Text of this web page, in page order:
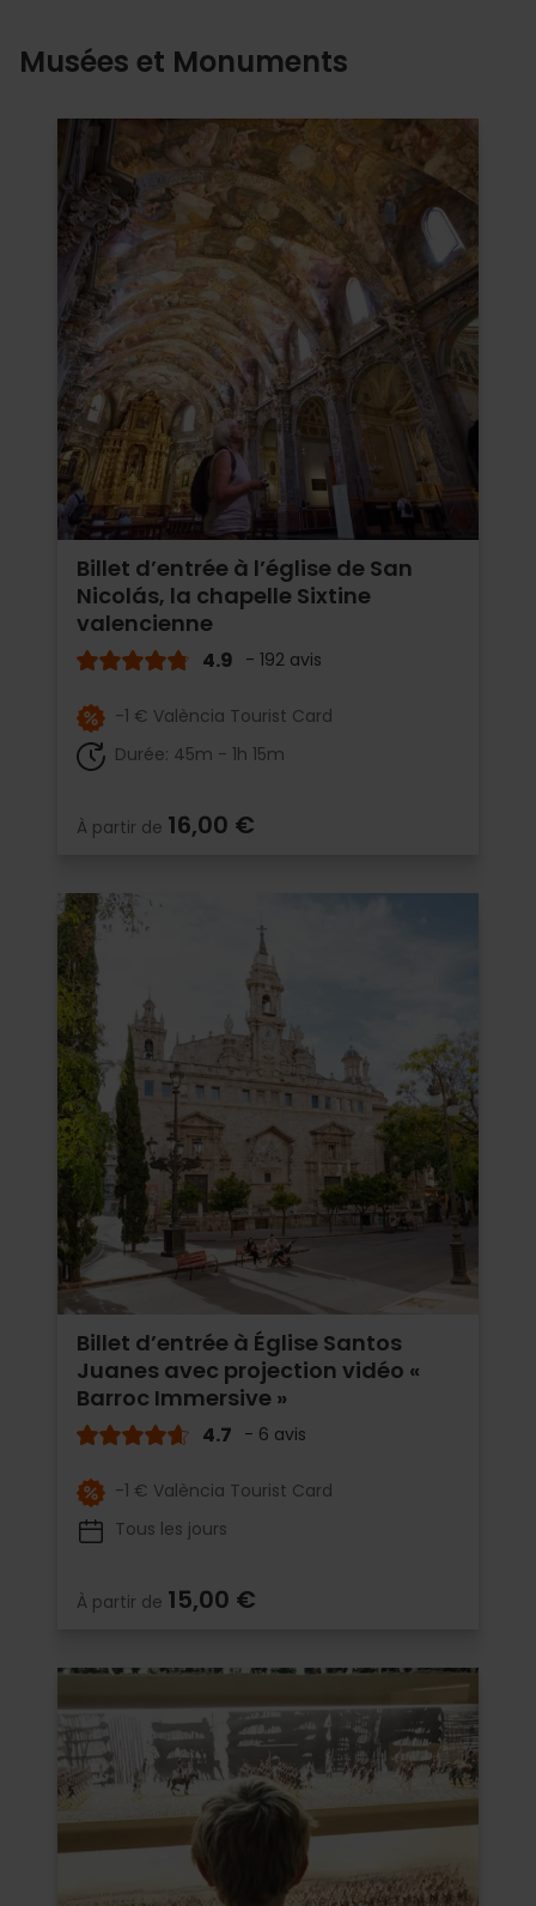
Musées et Monuments
Billet d’entrée à l’église de San
Nicolás, la chapelle Sixtine
valencienne
4.9 - 192 avis
-1 € València Tourist Card
Durée: 45m - 1h 15m
À partir de 16,00 €
Billet d’entrée à Église Santos
Juanes avec projection vidéo «
Barroc Immersive »
4.7 - 6 avis
-1 € València Tourist Card
Tous les jours
À partir de 15,00 €